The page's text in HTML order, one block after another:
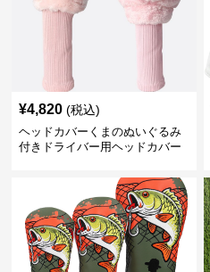
¥4,820 (税込)
ヘッドカバーくまのぬいぐるみ
付きドライバー用ヘッドカバー